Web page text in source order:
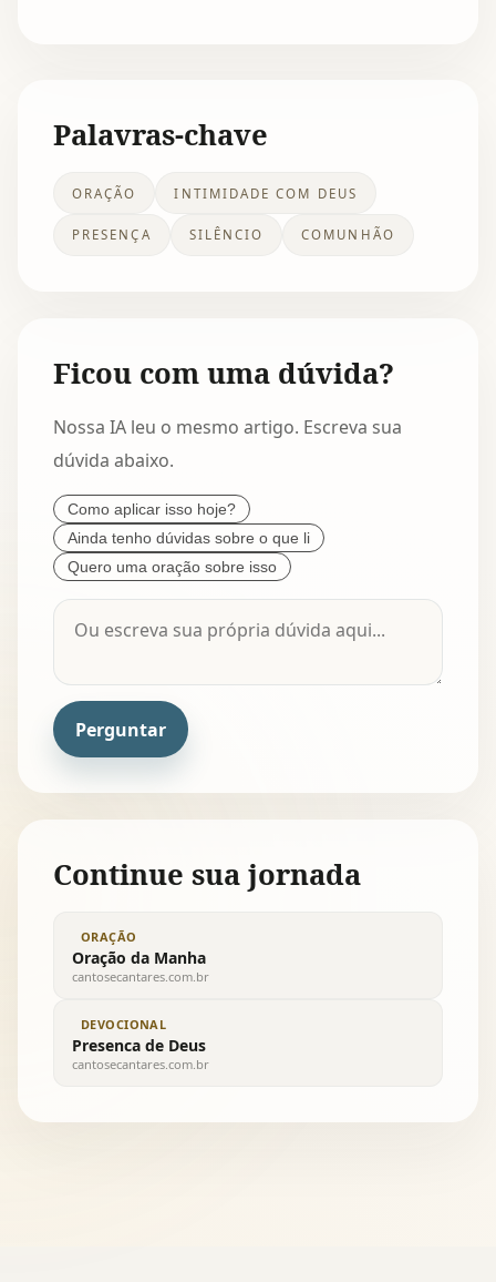
Palavras-chave
ORAÇÃO INTIMIDADE COM DEUS
PRESENÇA SILÊNCIO COMUNHÃO
Ficou com uma dúvida?
Nossa IA leu o mesmo artigo. Escreva sua
dúvida abaixo.
Como aplicar isso hoje?
Ainda tenho dúvidas sobre o que li
Quero uma oração sobre isso
Perguntar
Continue sua jornada
ORAÇÃO
Oração da Manha
cantosecantares.com.br
DEVOCIONAL
Presenca de Deus
cantosecantares.com.br